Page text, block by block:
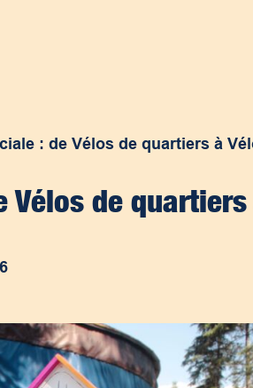
: de Vélos de quartiers à
de quartiers